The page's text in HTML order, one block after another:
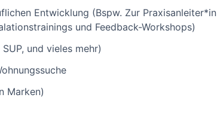
Entwicklung (Bspw. Zur Praxisanleiter*in
und Feedback-Workshops)
und vieles mehr)
Marken)